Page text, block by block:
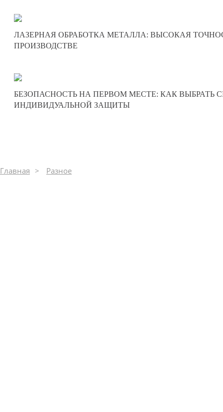
0
ЛАЗЕРНАЯ ОБРАБОТКА МЕТАЛЛА: ВЫСОКАЯ
ПРОИЗВОДСТВЕ
0
БЕЗОПАСНОСТЬ НА ПЕРВОМ МЕСТЕ: КАК ВЫБРАТЬ
ИНДИВИДУАЛЬНОЙ ЗАЩИТЫ
Главная Разное